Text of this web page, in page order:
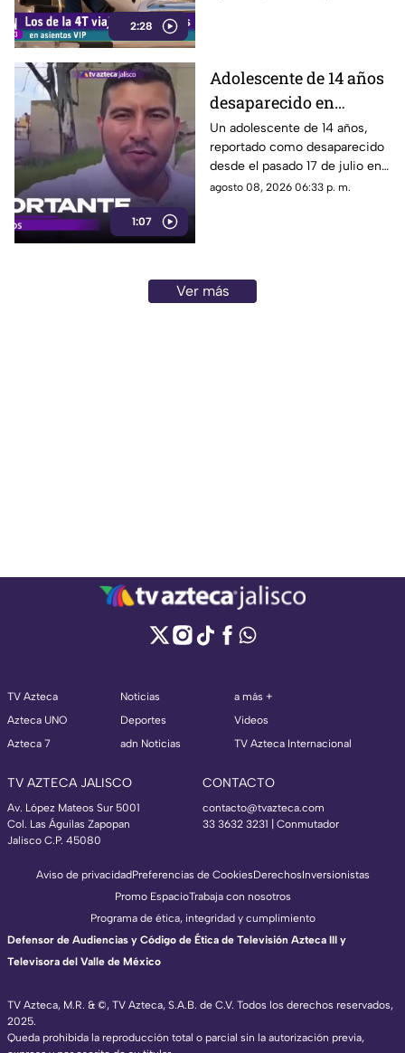
2:28
elevado gasto que han
generado.
1:07
Adolescente de 14 años
desaparecido en
Tlaquepaque es
trasladado a Jalisco
tras ser localizado en
Michoacán
Un adolescente de 14 años,
reportado como desaparecido
desde el pasado 17 de julio en
Tlaquepaque, fue localizado
agosto 08, 2026 06:33 p. m.
Ver más
TV Azteca
Azteca UNO
Azteca 7
Noticias
Deportes
adn Noticias
a más +
Videos
TV Azteca Internacional
TV AZTECA JALISCO
Av. López Mateos Sur 5001
Col. Las Águilas Zapopan
Jalisco C.P. 45080
CONTACTO
contacto@tvazteca.com
33 3632 3231 | Conmutador
TV Azteca, M.R. & ©, TV Azteca, S.A.B. de C.V. Todos los derechos reservados,
2025.
Queda prohibida la reproducción total o parcial sin la autorización previa,
Aviso de privacidadPreferencias de CookiesDerechosInversionistas
Promo EspacioTrabaja con nosotros
Programa de ética, integridad y cumplimiento
Defensor de Audiencias y Código de Ética de Televisión Azteca III y
Televisora del Valle de México